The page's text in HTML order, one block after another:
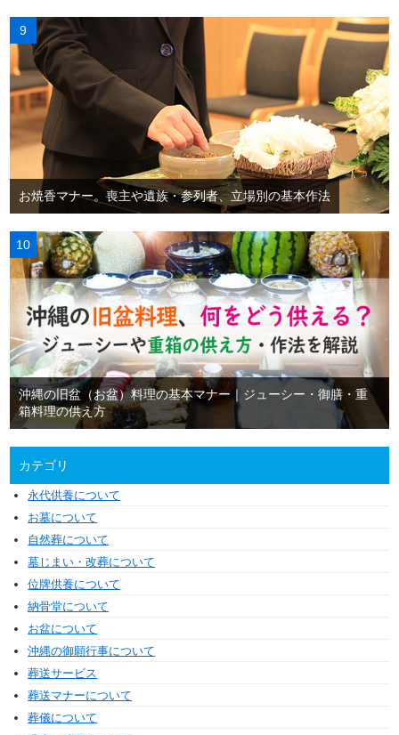
お焼香マナー。喪主や遺族・参列者、立場別の基本作法
沖縄の旧盆（お盆）料理の基本マナー｜ジューシー・御膳・重
箱料理の供え方
カテゴリ
永代供養について
お墓について
自然葬について
墓じまい・改葬について
位牌供養について
納骨堂について
お盆について
沖縄の御願行事について
葬送サービス
葬送マナーについて
葬儀について